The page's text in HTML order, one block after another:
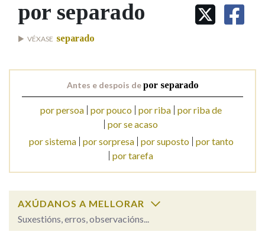
IDENTIDADE CORPORATIVA
MARCIAL DEL ADALID
FIGURAS HOMENAXEADAS
PRIMAVERA DAS LETRAS
PORTAL DAS PALABRAS
Facebook
TwitterYoutubeInstagram
Bluesky
BUSCAR NOS LEMAS
Comeza por
Nas definicións
por separado
VÉXASE separado
Antes e despois depor separado
por persoa por pouco por riba por riba de
por se acaso
por sistema
por sorpresa por suposto
por tanto
por tarefa
AXÚDANOS A MELLORAR
Suxestións, erros, observacións...